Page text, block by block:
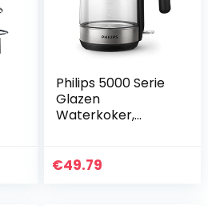
Philips 5000 Serie
Glazen
Waterkoker,
Indicatielampje,
€49.79